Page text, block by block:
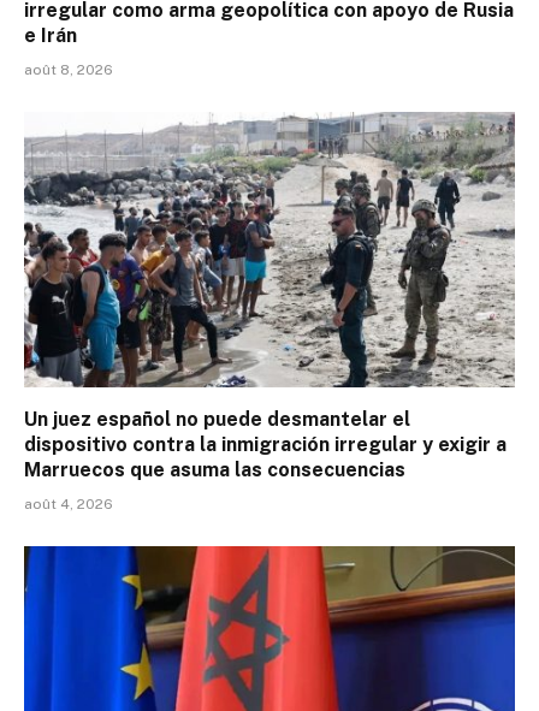
irregular como arma geopolítica con apoyo de Rusia
e Irán
août 8, 2026
Un juez español no puede desmantelar el
dispositivo contra la inmigración irregular y exigir a
Marruecos que asuma las consecuencias
août 4, 2026